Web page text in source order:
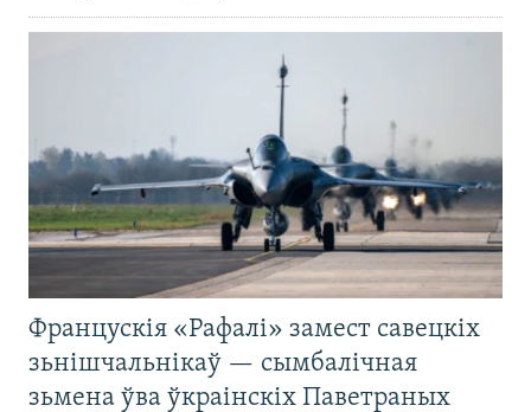
Францускія «Рафалі» замест савецкіх
зьнішчальнікаў — сымбалічная
зьмена ўва ўкраінскіх Паветраных